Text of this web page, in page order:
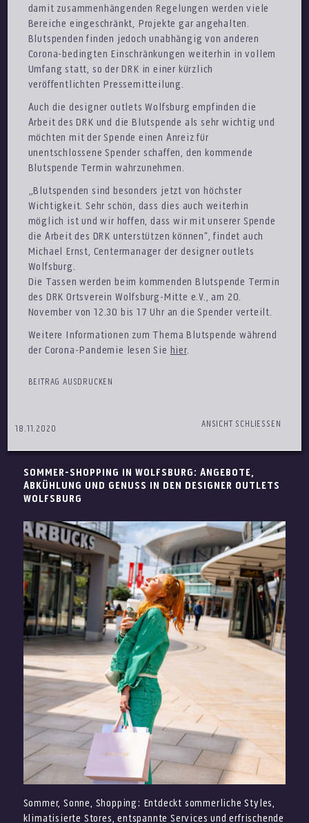
18.11.2020
damit zusammenhängenden Regelungen werden viele
Bereiche eingeschränkt, Projekte gar angehalten.
Blutspenden finden jedoch unabhängig von anderen
Corona-bedingten Einschränkungen weiterhin in vollem
Umfang statt, so der DRK in einer kürzlich
veröffentlichten Pressemitteilung.
Auch die designer outlets Wolfsburg empfinden die
Arbeit des DRK und die Blutspende als sehr wichtig und
möchten mit der Spende einen Anreiz für
unentschlossene Spender schaffen, den kommende
Blutspende Termin wahrzunehmen.
„Blutspenden sind besonders jetzt von höchster
Wichtigkeit. Sehr schön, dass dies auch weiterhin
möglich ist und wir hoffen, dass wir mit unserer Spende
die Arbeit des DRK unterstützen können“, findet auch
Michael Ernst, Centermanager der designer outlets
Wolfsburg.
Die Tassen werden beim kommenden Blutspende Termin
des DRK Ortsverein Wolfsburg-Mitte e.V., am 20.
November von 12.30 bis 17 Uhr an die Spender verteilt.
Weitere Informationen zum Thema Blutspende während
der Corona-Pandemie lesen Sie hier.
BEITRAG AUSDRUCKEN
ANSICHT SCHLIESSEN
SOMMER-SHOPPING IN WOLFSBURG: ANGEBOTE,
ABKÜHLUNG UND GENUSS IN DEN DESIGNER OUTLETS
WOLFSBURG
Sommer, Sonne, Shopping: Entdeckt sommerliche Styles,
klimatisierte Stores, entspannte Services und erfrischende